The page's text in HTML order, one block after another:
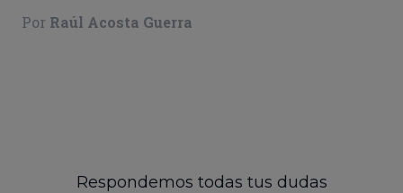
Por Raúl Acosta Guerra
Respondemos todas tus dudas